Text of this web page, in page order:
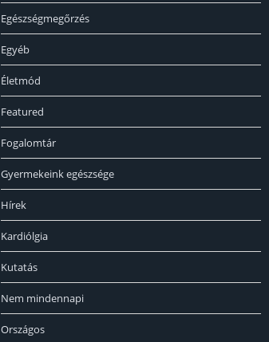
Egészségmegőrzés
Egyéb
Életmód
Featured
Fogalomtár
Gyermekeink egészsége
Hírek
Kardiólgia
Kutatás
Nem mindennapi
Országos